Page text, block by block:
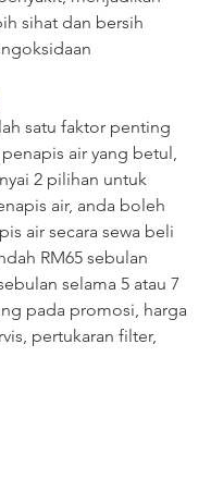
sihat dan bersih
satu faktor penting
air yang betul,
2 pilihan untuk
air, anda boleh
air secara sewa beli
RM65 sebulan
selama 5 atau 7
pada promosi, harga
pertukaran filter,